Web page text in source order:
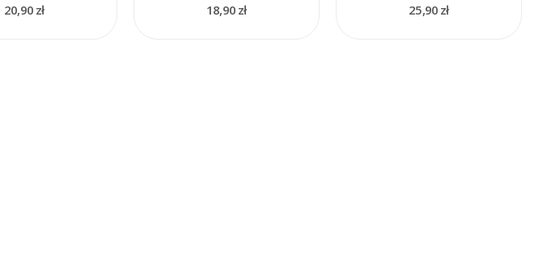
20,90 zł 18,90 zł 25,90 zł